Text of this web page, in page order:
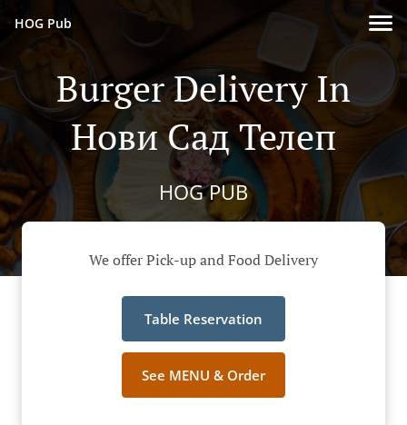
HOG Pub
Burger Delivery In
Нови Сад Телеп
HOG PUB
We offer Pick-up and Food Delivery
Table Reservation
See MENU & Order